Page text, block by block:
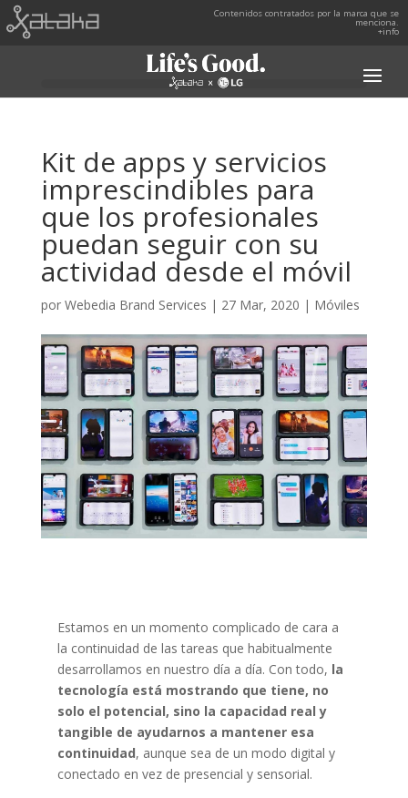
Contenidos contratados por la marca que se
menciona.
+info
Kit de apps y servicios
imprescindibles para
que los profesionales
puedan seguir con su
actividad desde el móvil
por Webedia Brand Services | 27 Mar, 2020 | Móviles
Estamos en un momento complicado de cara a
la continuidad de las tareas que habitualmente
desarrollamos en nuestro día a día. Con todo, la
tecnología está mostrando que tiene, no
solo el potencial, sino la capacidad real y
tangible de ayudarnos a mantener esa
continuidad, aunque sea de un modo digital y
conectado en vez de presencial y sensorial.